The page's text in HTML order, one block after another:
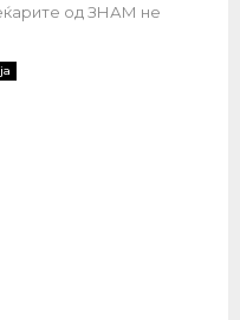
од ЗНАМ не